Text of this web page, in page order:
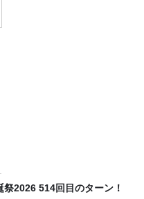
祭2026 514回目のターン！